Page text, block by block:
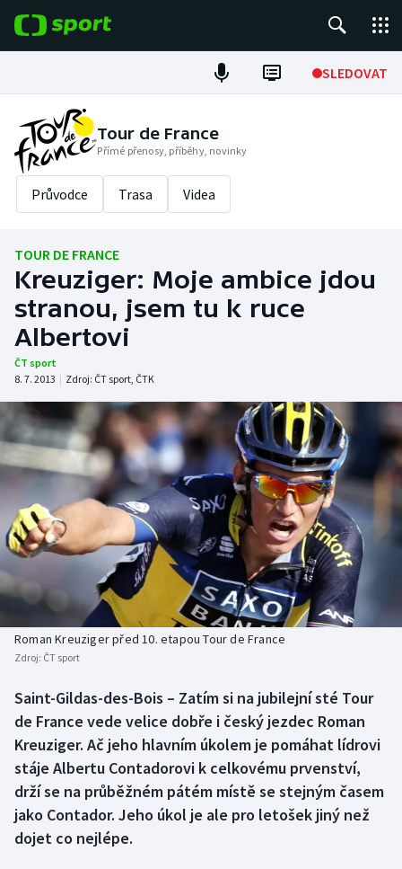
SLEDOVAT
Fotbal
Hokej
Tenis
Cyklistika
DALŠÍ SPORTY
Americký fotbal
Baseball a softbal
Basketbal
Biatlon
Boby a skeleton
Box
Curling
Florbal
Futsal
Gymnastika
NEPŘEHLÉDNĚTE
Soutěže
Historické návraty
Aplikace ČT sport
AZ kvíz
Tour de France
Přímé přenosy, příběhy, novinky
Průvodce Trasa Videa
TOUR DE FRANCE
Kreuziger: Moje ambice jdou
stranou, jsem tu k ruce
Albertovi
ČT sport
8. 7. 2013 | Zdroj: ČT sport, ČTK
Roman Kreuziger před 10. etapou Tour de France
Zdroj: ČT sport
Saint-Gildas-des-Bois – Zatím si na jubilejní sté Tour
de France vede velice dobře i český jezdec Roman
Kreuziger. Ač jeho hlavním úkolem je pomáhat lídrovi
stáje Albertu Contadorovi k celkovému prvenství,
drží se na průběžném pátém místě se stejným časem
jako Contador. Jeho úkol je ale pro letošek jiný než
dojet co nejlépe.